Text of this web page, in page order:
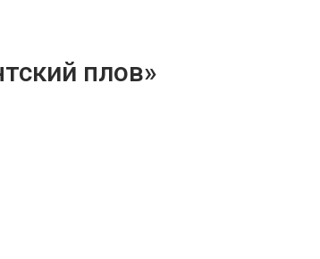
плов»